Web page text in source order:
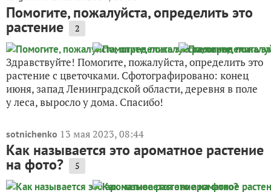
Помогите, пожалуйста, определить это
растение 2
Здравствуйте! Помогите, пожалуйста, определить это
растение с цветочками. Сфотографировано: конец
июня, запад Ленинградской области, деревня в поле
у леса, выросло у дома. Спасибо!
sotnichenko 13 мая 2023, 08:44
Как называется это ароматное растение
на фото? 5